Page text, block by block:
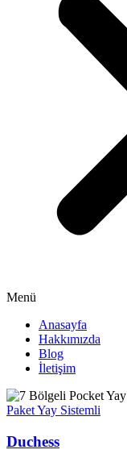
Menü
Anasayfa
Hakkımızda
Blog
İletişim
Paket Yay Sistemli
Duchess